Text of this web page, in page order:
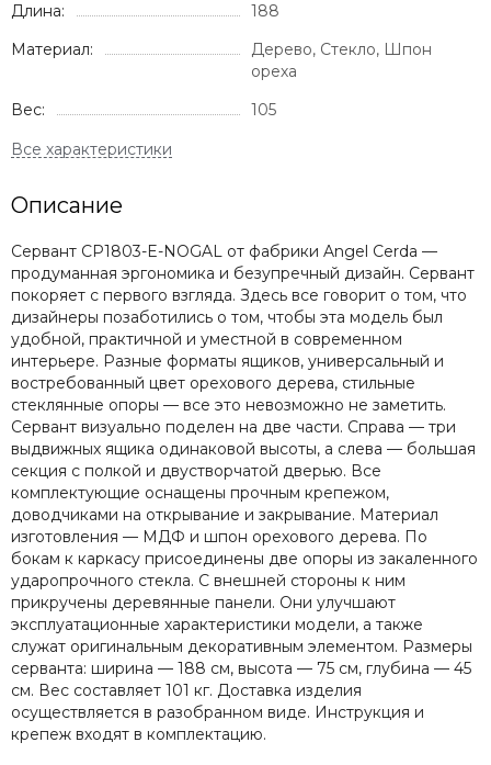
Длина:
188
Материал:
Дерево, Стекло, Шпон
ореха
Вес:
105
Описание
Сервант CP1803-E-NOGAL от фабрики Angel Cerda —
продуманная эргономика и безупречный дизайн. Сервант
покоряет с первого взгляда. Здесь все говорит о том, что
дизайнеры позаботились о том, чтобы эта модель был
удобной, практичной и уместной в современном
интерьере. Разные форматы ящиков, универсальный и
востребованный цвет орехового дерева, стильные
стеклянные опоры — все это невозможно не заметить.
Сервант визуально поделен на две части. Справа — три
выдвижных ящика одинаковой высоты, а слева — большая
секция с полкой и двустворчатой дверью. Все
комплектующие оснащены прочным крепежом,
доводчиками на открывание и закрывание. Материал
изготовления — МДФ и шпон орехового дерева. По
бокам к каркасу присоединены две опоры из закаленного
ударопрочного стекла. С внешней стороны к ним
прикручены деревянные панели. Они улучшают
эксплуатационные характеристики модели, а также
служат оригинальным декоративным элементом. Размеры
серванта: ширина — 188 см, высота — 75 см, глубина — 45
см. Вес составляет 101 кг. Доставка изделия
осуществляется в разобранном виде. Инструкция и
крепеж входят в комплектацию.